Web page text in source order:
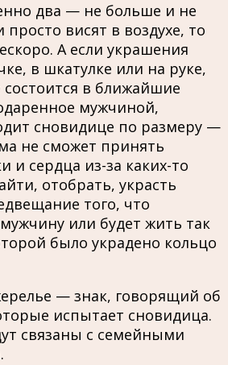
два — не больше и не
висят в воздухе, то
А если украшения
в шкатулке или на руке,
в ближайшие
мужчиной,
сновидице по размеру —
не сможет принять
и сердца из-за каких-то
отобрать, украсть
того, что
или будет жить так
было украдено кольцо
— знак, говорящий об
испытает сновидица.
связаны с семейными